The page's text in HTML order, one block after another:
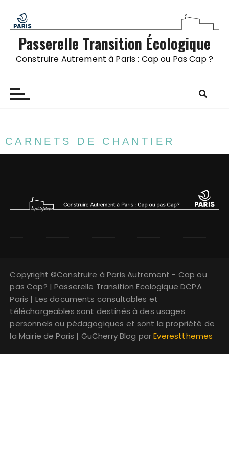
Passerelle Transition Écologique
Construire Autrement à Paris : Cap ou Pas Cap ?
CARNETS DE CHANTIER
Copyright ©Construire à Paris Autrement - Cap ou
pas Cap? | Passerelle Transition Ecologique DCPA
Paris | Les documents consultables et
téléchargeables sont destinés à des usages
personnels ou pédagogiques et sont la propriété de
la Mairie de Paris | GuCherry Blog parEverestthemes